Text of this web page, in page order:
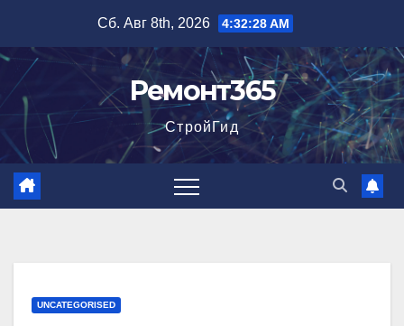
содержимому
Сб. Авг 8th, 2026 4:32:30 AM
Ремонт365
СтройГид
UNCATEGORISED